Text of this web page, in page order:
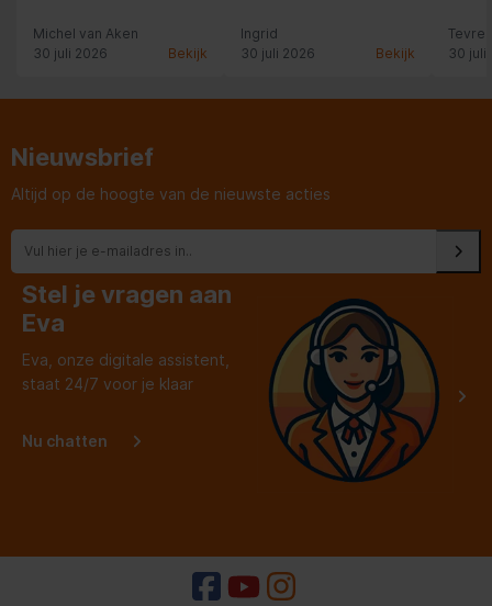
montage thuis werdt het
product netjes weggelegd
vriendelijke
aandacht ipv een
websitetje!
Michel van Aken
30 juli 2026
Bekijk
bezorgdatum
afgesproken. Alles keurig
behulpzame
Ingrid
30 juli 2026
Bekijk
30 juli
Nieuwsbrief
Altijd op de hoogte van de nieuwste acties
Stel je vragen aan
Eva
Eva, onze digitale assistent,
staat 24/7 voor je klaar
Nu chatten